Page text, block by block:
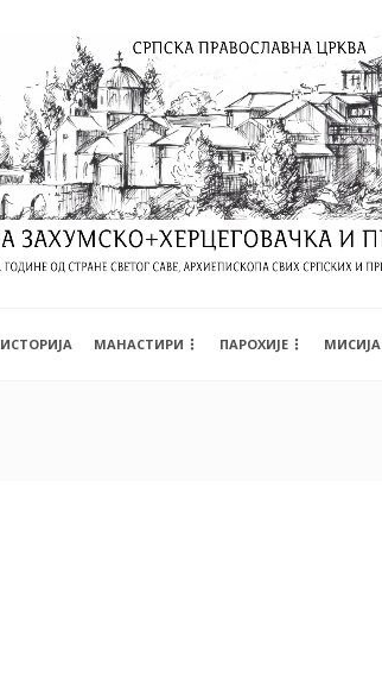
ИСТОРИЈА МАНАСТИРИ ПАРОХИЈЕ МИСИЈА